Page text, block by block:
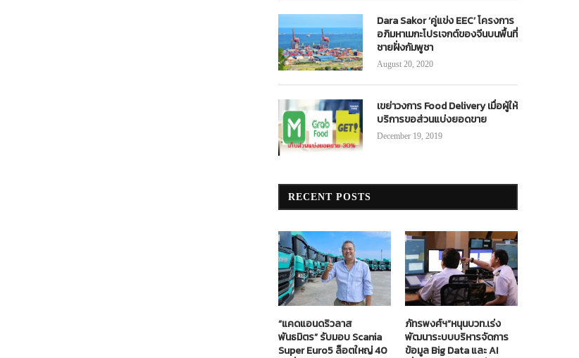
Dara Sakor ‘คู่แข่ง EEC’ โครงการ
อภิมหาเมกะโปรเจกต์ของจีนบนพื้นที่
ชายฝั่งกัมพูชา
August 20, 2020
เขย่าวงการ Food Delivery เมื่อผู้ให้
บริการขอส่วนแบ่งยอดขาย
December 19, 2019
RECENT POSTS
“แคดแอนดริวลาส
พันธมิตร” รับมอบ Scania
Super Euro5 ล็อตใหญ่ 40
ภัทรพงศ์ฯ”หนุนบวท.เร่ง
พัฒนาระบบบริหารจัดการ
ข้อมูล Big Data และ AI